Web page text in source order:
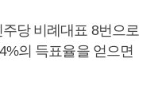
당 비례대표 8번으로
의 득표율을 얻으면